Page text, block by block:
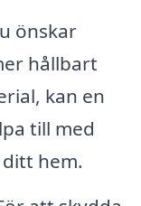
önskar
hållbart
kan en
till med
hem.